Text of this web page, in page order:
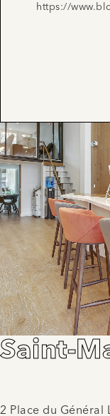
https://
Saint-
2 Place du Général